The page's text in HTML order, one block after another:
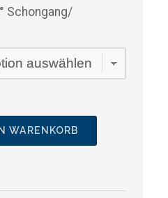
Schongang/
WARENKORB